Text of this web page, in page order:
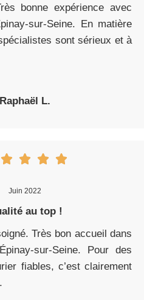
bonne expérience avec
sur-Seine. En matière
sont sérieux et à
Raphaël L.
Juin 2022
au top !
Très bon accueil dans
sur-Seine. Pour des
fiables, c’est clairement